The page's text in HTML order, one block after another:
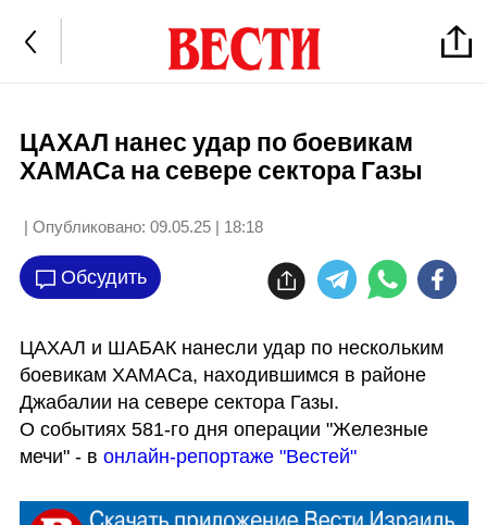
ЦАХАЛ нанес удар по боевикам
ХАМАСа на севере сектора Газы
| Опубликовано: 09.05.25 | 18:18
Обсудить
ЦАХАЛ и ШАБАК нанесли удар по нескольким
боевикам ХАМАСа, находившимся в районе
Джабалии на севере сектора Газы.
О событиях 581-го дня операции "Железные
мечи" - в онлайн-репортаже "Вестей"